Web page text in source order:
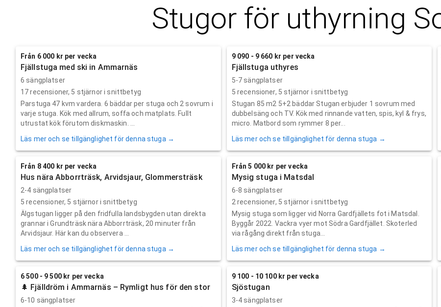
Stugor för uthyrning
Från 6 000 kr per vecka
Fjällstuga med ski in Ammarnäs
6 sängplatser
17recensioner, 5 stjärnor i snittbetyg
Parstuga 47 kvm vardera. 6 bäddar per stuga och 2 sovrum i
varje stuga. Kök med allrum, soffa och matplats. Fullt
utrustat kök förutom diskmaskin. ...
Läs mer och se tillgänglighet för denna stuga →
9 090 - 9 660 kr per vecka
Fjällstuga uthyres
5-7 sängplatser
5 recensioner, 5 stjärnor i snittbetyg
Stugan 85 m2 5+2 bäddar Stugan erbjuder 1 sovrum med
dubbelsäng och TV. Kök med rinnande vatten, spis, kyl & frys,
micro. Matbord som rymmer 8 per...
Läs mer och se tillgänglighet för denna stuga →
Från 8 400 kr per vecka
Hus nära Abborrträsk, Arvidsjaur, Glommersträsk
2-4 sängplatser
5 recensioner, 5 stjärnor i snittbetyg
Älgstugan ligger på den fridfulla landsbygden utan direkta
grannar i Grundträsk nära Abborrträsk, 20 minuter från
Arvidsjaur. Här kan du observera ...
Läs mer och se tillgänglighet för denna stuga →
Från 5 000 kr per vecka
Mysig stuga i Matsdal
6-8 sängplatser
2 recensioner, 5 stjärnor i snittbetyg
Mysig stuga som ligger vid Norra Gardfjällets fot i Matsdal.
Byggår 2022. Vackra vyer mot Södra Gardfjället. Skoterled
via rågång direkt från stuga...
Läs mer och se tillgänglighet för denna stuga →
6 500 - 9 500 kr per vecka
🌲 Fjälldröm i Ammarnäs – Rymligt hus för den stor
6-10 sängplatser
9 100 - 10 100 kr per vecka
Sjöstugan
3-4 sängplatser